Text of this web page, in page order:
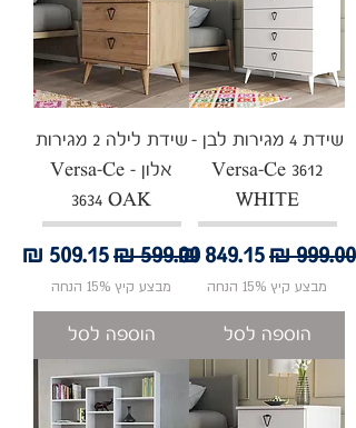
שידת 4 מגירות לבן -
Versa-Ce 3612
WHITE
מחיר רגילמחיר מבצע
מבצע קיץ 15% הנחה
הוספה לסל
שידת לילה 2 מגירות
אלון - Versa-Ce
3634 OAK
מחיר רגילמחיר
מבצע קיץ 15% הנחה
הוספה לסל